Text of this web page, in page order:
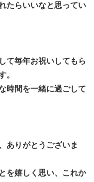
たらいいなと思ってい
て毎年お祝いしてもら
。
時間を一緒に過ごして
ありがとうございま
を嬉しく思い、これか